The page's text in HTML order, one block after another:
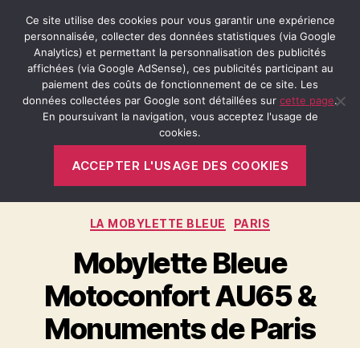
Recherche
Retro-
Passion.fr
Menu
Étiquette :Monuments de Paris
Catégories
LA MOBYLETTE BLEUE PARIS
Mobylette Bleue
Motoconfort AU65 &
Monuments de Paris
Ce site utilise des cookies pour vous garantir une expérience
personnalisée, collecter des données statistiques (via Google
Analytics) et permettant la personnalisation des publicités
affichées (via Google AdSense), ces publicités participant au
paiement des coûts de fonctionnement de ce site. Les
données collectées par Google sont détaillées sur cette page.
En poursuivant la navigation, vous acceptez l'usage de
cookies.
ACCEPTER L'USAGE DES COOKIES